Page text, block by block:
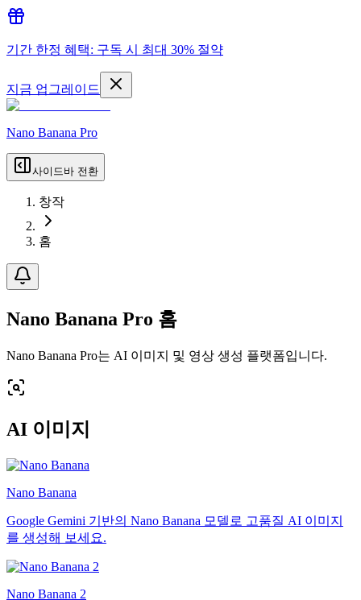
기간 한정 혜택: 구독 시 최대 30% 절약
지금 업그레이드
Nano Banana Pro
사이드바 전환
창작
홈
Nano Banana Pro 홈
Nano Banana Pro는 AI 이미지 및 영상 생성 플랫폼입니다.
AI 이미지
Nano Banana
Google Gemini 기반의 Nano Banana 모델로 고품질 AI 이미지
를 생성해 보세요.
Nano Banana 2